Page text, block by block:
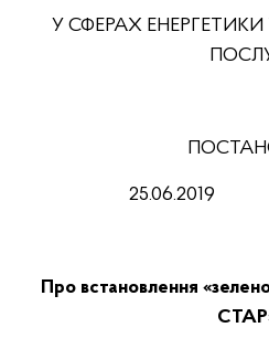
У СФЕРАХ
25.06.2019
Про встановлення